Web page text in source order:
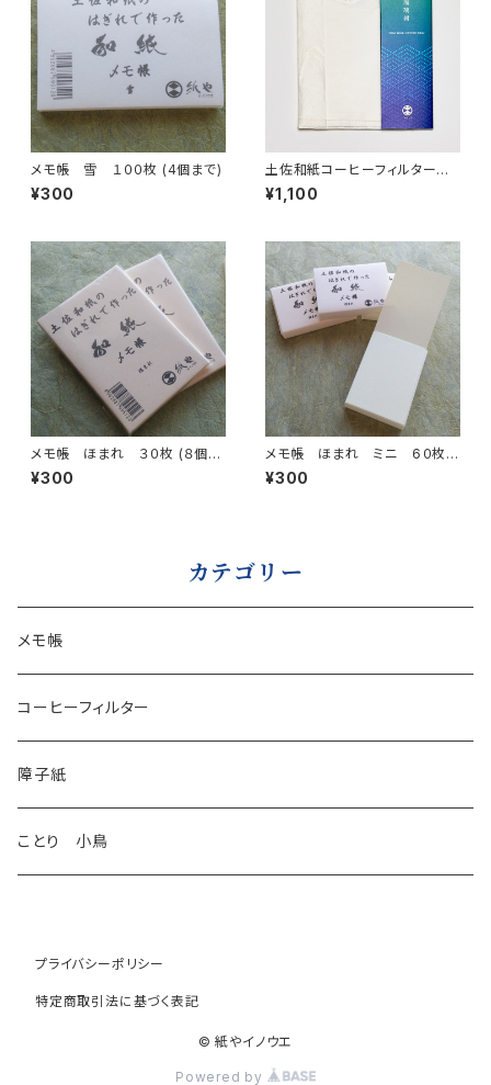
メモ帳 雪 １００枚 (4個まで)
¥300
土佐和紙コーヒーフィルター
瑠璃紺Rurikon (3枚入り) (５
個まで)
¥1,100
メモ帳 ほまれ ３０枚 (８個ま
で)
¥300
メモ帳 ほまれ ミニ 6０枚
(８個まで)
¥300
カテゴリー
メモ帳
コーヒーフィルター
障子紙
ことり 小鳥
プライバシーポリシー
特定商取引法に基づく表記
© 紙やイノウエ
Powered by